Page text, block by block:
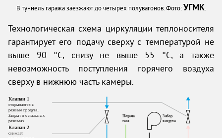
В туннель гаража заезжают до четырех полувагонов. Фото:УГМК.
Технологическая схема циркуляции теплоносителя
гарантирует его подачу сверху с температурой не
выше 90 °C, снизу не выше 55 °C, а также
невозможность поступления горячего воздуха
сверху в нижнюю часть камеры.